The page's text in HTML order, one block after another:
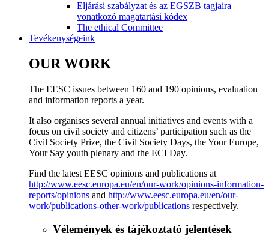
Eljárási szabályzat és az EGSZB tagjaira
vonatkozó magatartási kódex
​​​​​​​​​​​​​​​​​​​​​​The ethical Committee
Tevékenységeink
OUR WORK
The EESC issues between 160 and 190 opinions, evaluation
and information reports a year.
It also organises several annual initiatives and events with a
focus on civil society and citizens’ participation such as the
Civil Society Prize, the Civil Society Days, the Your Europe,
Your Say youth plenary and the ECI Day.
Find the latest EESC opinions and publications at
http://www.eesc.europa.eu/en/our-work/opinions-information-
reports/opinions and http://www.eesc.europa.eu/en/our-
work/publications-other-work/publications respectively.
Vélemények és tájékoztató jelentések